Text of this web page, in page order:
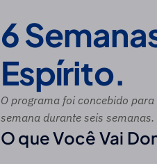
6
Espírito.
O programa foi concebido
semana durante seis semanas.
O que Você Vai